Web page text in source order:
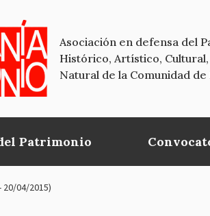
Asociación en defensa del
Histórico, Artístico,
Natural de la Comunidad
Patrimonio
20/04/2015)